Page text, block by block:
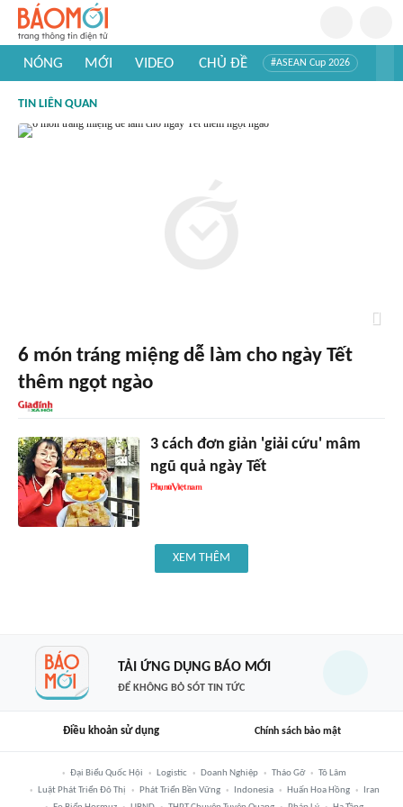
NÓNG MỚI VIDEO CHỦ ĐỀ #ASEAN Cup 2026
#Khám phá thế giới
TIN LIÊN QUAN
6 món tráng miệng dễ làm cho ngày Tết
thêm ngọt ngào
3 cách đơn giản 'giải cứu' mâm
ngũ quả ngày Tết
XEM THÊM
TẢI ỨNG DỤNG BÁO MỚI
ĐỂ KHÔNG BỎ SÓT TIN TỨC
Điều khoản sử dụng Chính sách bảo mật
Đại Biểu Quốc Hội Logistic Doanh Nghiệp Tháo Gỡ
Tô Lâm
Luật Phát Triển Đô Thị
Phát Triển Bền Vững Indonesia Huấn Hoa Hồng
Iran